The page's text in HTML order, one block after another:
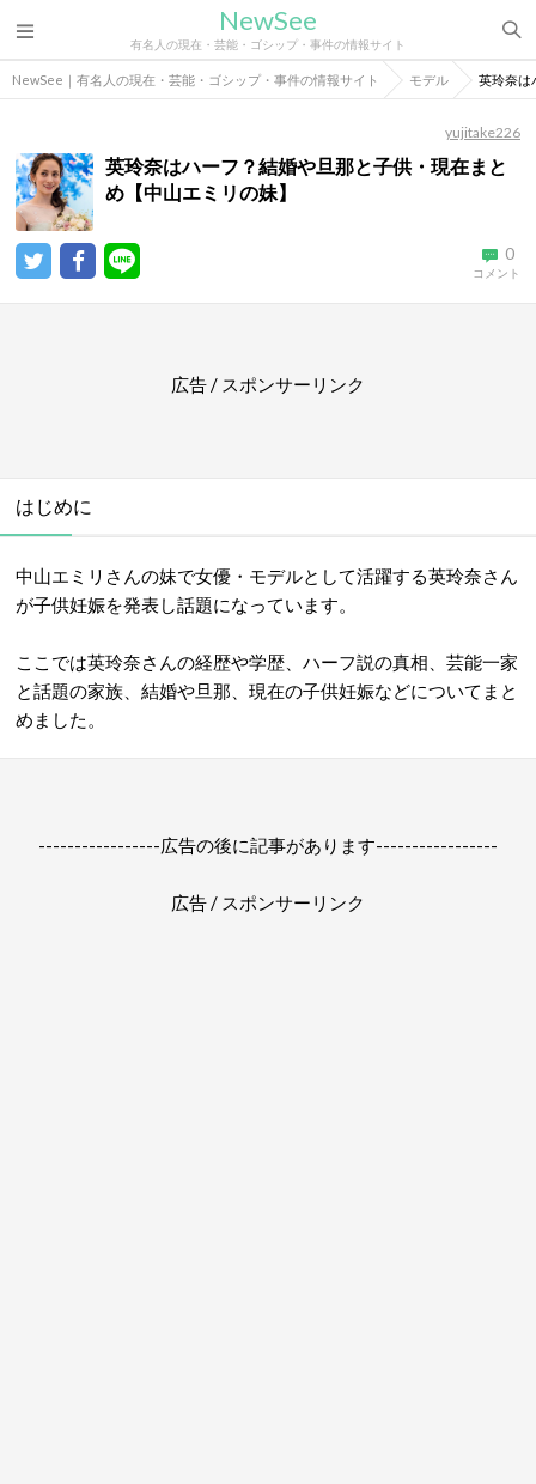
NewSee
有名人の現在・芸能・ゴシップ・事件の情報サイト
NewSee｜有名人の現在・芸能・ゴシップ・事件の情報サイト モデル 英玲奈は
yujitake226
英玲奈はハーフ？結婚や旦那と子供・現在まと
め【中山エミリの妹】
0
コメント
広告 / スポンサーリンク
はじめに
中山エミリさんの妹で女優・モデルとして活躍する英玲奈さん
が子供妊娠を発表し話題になっています。
ここでは英玲奈さんの経歴や学歴、ハーフ説の真相、芸能一家
と話題の家族、結婚や旦那、現在の子供妊娠などについてまと
めました。
-----------------広告の後に記事があります-----------------
広告 / スポンサーリンク